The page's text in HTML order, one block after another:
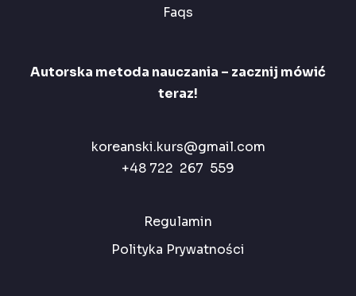
Faqs
Autorska metoda nauczania – zacznij mówić
teraz!
koreanski.kurs@gmail.com
+48 722 267 559
Regulamin
Polityka Prywatności